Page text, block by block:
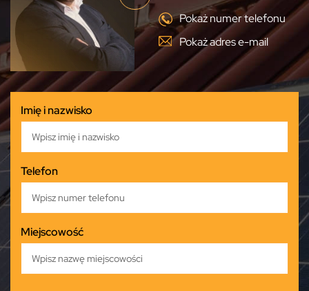
Pokaż numer telefonu
Pokaż adres e-mail
Imię i nazwisko
Telefon
Miejscowość